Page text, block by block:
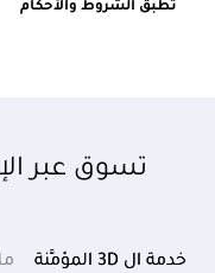
تطبق الشروط والأحكام
تسوق عبر
خدمة ال 3D المؤمَّنة